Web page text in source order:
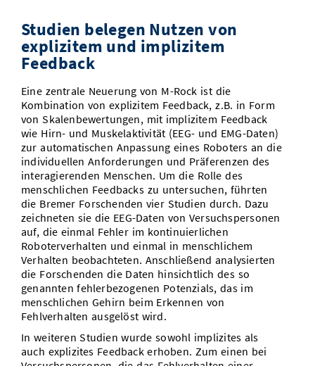
Studien belegen Nutzen von
explizitem und implizitem
Feedback
Eine zentrale Neuerung von M-Rock ist die
Kombination von explizitem Feedback, z.B. in Form
von Skalenbewertungen, mit implizitem Feedback
wie Hirn- und Muskelaktivität (EEG- und EMG-Daten)
zur automatischen Anpassung eines Roboters an die
individuellen Anforderungen und Präferenzen des
interagierenden Menschen. Um die Rolle des
menschlichen Feedbacks zu untersuchen, führten
die Bremer Forschenden vier Studien durch. Dazu
zeichneten sie die EEG-Daten von Versuchspersonen
auf, die einmal Fehler im kontinuierlichen
Roboterverhalten und einmal in menschlichem
Verhalten beobachteten. Anschließend analysierten
die Forschenden die Daten hinsichtlich des so
genannten fehlerbezogenen Potenzials, das im
menschlichen Gehirn beim Erkennen von
Fehlverhalten ausgelöst wird.
In weiteren Studien wurde sowohl implizites als
auch explizites Feedback erhoben. Zum einen bei